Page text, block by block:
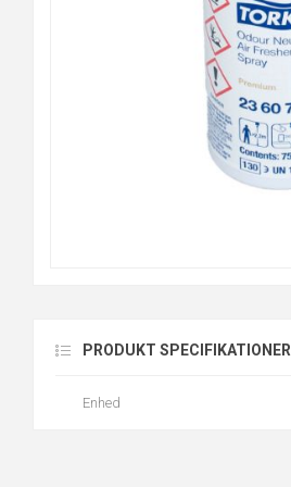
PRODUKT SPECIFIKATIONER
Enhed